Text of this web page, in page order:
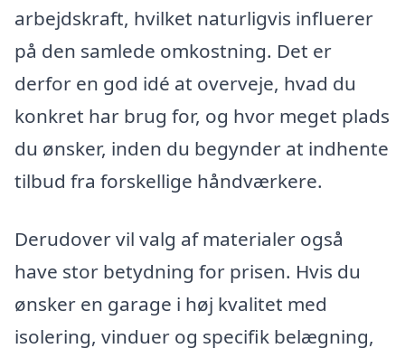
arbejdskraft, hvilket naturligvis influerer
på den samlede omkostning. Det er
derfor en god idé at overveje, hvad du
konkret har brug for, og hvor meget plads
du ønsker, inden du begynder at indhente
tilbud fra forskellige håndværkere.
Derudover vil valg af materialer også
have stor betydning for prisen. Hvis du
ønsker en garage i høj kvalitet med
isolering, vinduer og specifik belægning,